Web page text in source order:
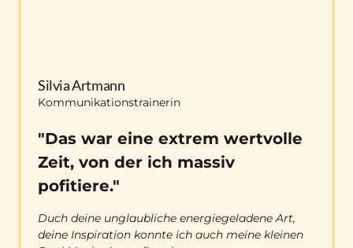
Silvia Artmann
Kommunikationstrainerin
"Das war eine extrem wertvolle
Zeit, von der ich massiv
pofitiere."
Duch deine unglaubliche energiegeladene Art,
deine Inspiration konnte ich auch meine kleinen